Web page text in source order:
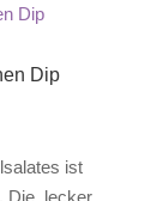
Dip
ist
Die lecker